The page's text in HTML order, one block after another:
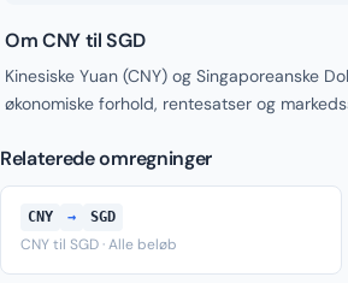
Om CNY til SGD
Kinesiske Yuan (CNY) og Singaporeanske
økonomiske forhold, rentesatser og
Relaterede omregninger
CNY → SGD
CNY til SGD · Alle beløb